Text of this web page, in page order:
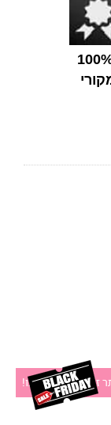
זול?תקשרו אלינו!